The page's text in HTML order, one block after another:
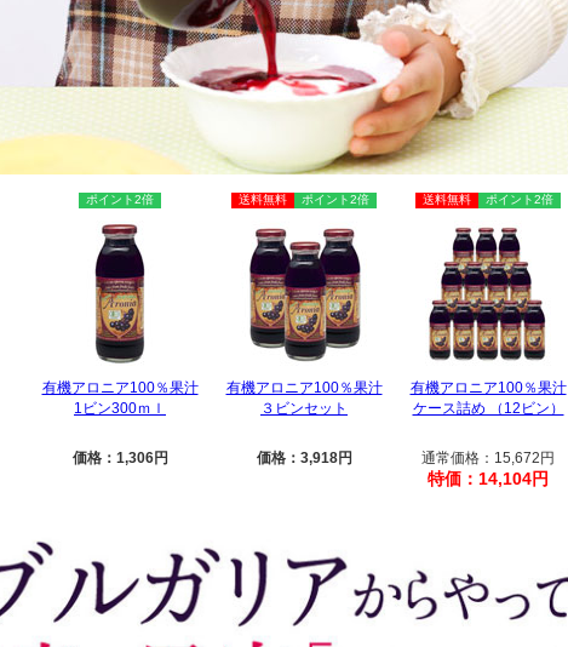
ポイント2倍 送料無料 ポイント2倍 送料無料 ポイント2倍
有機アロニア100％果汁
1ビン300ｍｌ
有機アロニア100％果汁
３ビンセット
有機アロニア100％果汁
ケース詰め （12ビン）
価格：1,306円 価格：3,918円 通常価格：15,672円
特価：14,104円